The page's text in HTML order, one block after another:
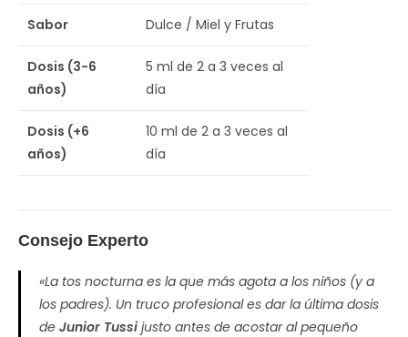
Sabor Dulce / Miel y Frutas
Dosis (3-6
años)
5 ml de 2 a 3 veces al
día
Dosis (+6
años)
10 ml de 2 a 3 veces al
día
Consejo Experto
«La tos nocturna es la que más agota a los niños (y a
los padres). Un truco profesional es dar la última dosis
de Junior Tussi justo antes de acostar al pequeño